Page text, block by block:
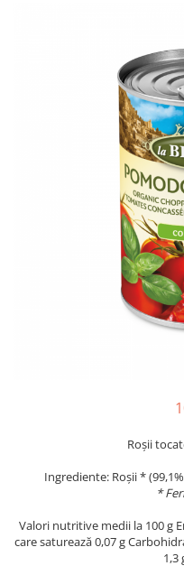
FĂINĂ FĂRĂ GLUTEN
BĂUTURI / LAPTE VEGETAL
CREME ȘI PASTE
CEAIURI GRECEȘTI
CIOCOLATĂ ȘI CACAO
REMEDII NATURISTE
TOATE PRODUSELE
Roșii
Ingrediente: Roșii *
*
Valori nutritive medii la 100 g
care saturează 0,07 g
1,3